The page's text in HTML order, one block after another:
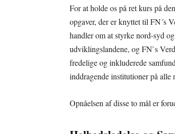
For at holde os på ret kurs på
opgaver, der er knyttet til FN´s
handler om at styrke nord-syd
udviklingslandene, og FN`s
fredelige og inkluderede
inddragende institutioner på alle
Opnåelsen af disse to mål er